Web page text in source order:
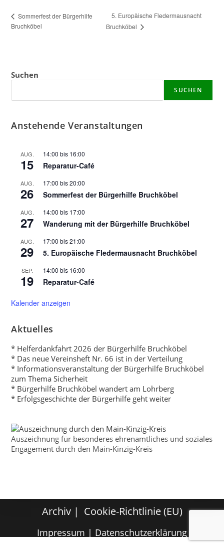
Sommerfest der Bürgerhilfe
Bruchköbel
5. Europäische Fledermausnacht
Bruchköbel
Suchen
SUCHEN
Anstehende Veranstaltungen
AUG.
15
14:00 bis 16:00
Reparatur-Café
AUG.
26
17:00 bis20:00
Sommerfest der Bürgerhilfe Bruchköbel
AUG.
27
14:00 bis 17:00
Wanderung mit der Bürgerhilfe Bruchköbel
AUG.
29
17:00 bis21:00
5. Europäische Fledermausnacht Bruchköbel
SEP.
19
14:00 bis 16:00
Reparatur-Café
Kalender anzeigen
Aktuelles
* Helferdankfahrt 2026 der Bürgerhilfe Bruchköbel
* Das neue Vereinsheft Nr. 66 ist in der Verteilung
* Informationsveranstaltung der Bürgerhilfe Bruchköbel
zum Thema Sicherheit
* Bürgerhilfe Bruchköbel wandert am Lohrberg
* Erfolgsgeschichte der Bürgerhilfe geht weiter
Auszeichnung für besonderes ehrenamtliches und soziales
Engagement durch den Main-Kinzig-Kreis
Archiv Cookie-Richtlinie (EU)
Impressum | Datenschutzerklärung